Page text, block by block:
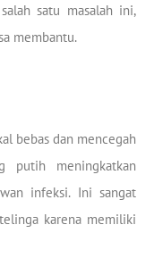
satu masalah ini,
membantu.
bebas dan mencegah
putih meningkatkan
infeksi. Ini sangat
karena memiliki